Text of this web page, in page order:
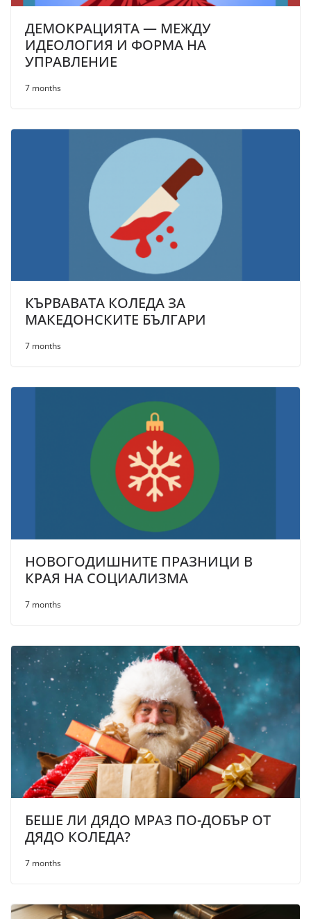
ДЕМОКРАЦИЯТА — МЕЖДУ
ИДЕОЛОГИЯ И ФОРМА НА
УПРАВЛЕНИЕ
7 months
КЪРВАВАТА КОЛЕДА ЗА
МАКЕДОНСКИТЕ БЪЛГАРИ
7 months
НОВОГОДИШНИТЕ ПРАЗНИЦИ В
КРАЯ НА СОЦИАЛИЗМА
7 months
БЕШЕ ЛИ ДЯДО МРАЗ ПО-ДОБЪР ОТ
ДЯДО КОЛЕДА?
7 months